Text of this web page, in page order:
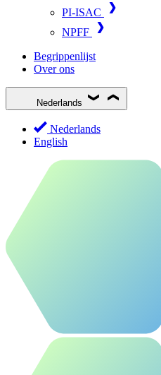
PI-ISAC
NPFF
Begrippenlijst
Over ons
Nederlands
Nederlands
English